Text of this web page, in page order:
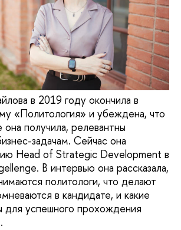
в 2019 году окончила в
«Политология» и убеждена, что
она получила, релевантны
задачам. Сейчас она
Head of Strategic Development в
В интервью она рассказала,
политологи, что делают
в кандидате, и какие
для успешного прохождения